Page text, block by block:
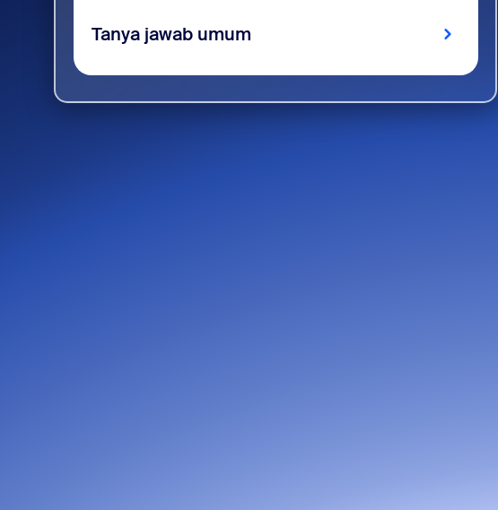
Tanya jawab umum